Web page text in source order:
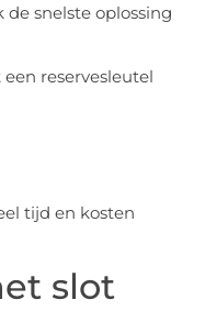
de snelste oplossing
reservesleutel
tijd en kosten
slot